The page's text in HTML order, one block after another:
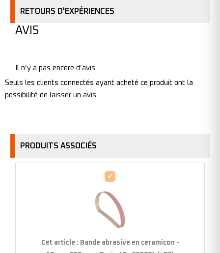
RETOURS D'EXPÉRIENCES
AVIS
Il n’y a pas encore d’avis.
Seuls les clients connectés ayant acheté ce produit ont la
possibilité de laisser un avis.
PRODUITS ASSOCIÉS
Bande
ceramicon
Cet article : Bande abrasive en ceramicon -